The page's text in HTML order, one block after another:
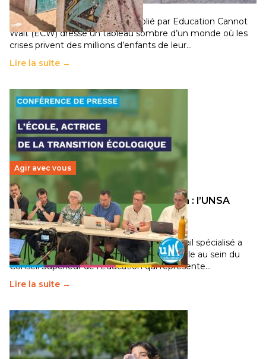
11 juillet 2026- National
Un nouveau rapport mondial publié par Education Cannot
Wait (ECW) dresse un tableau sombre d’un monde où les
crises privent des millions d’enfants de leur…
Lire la suite →
Agir avec vous
Transition écologique de l’éducation : l’UNSA
Éducation fait bouger les lignes
30 juin 2026-National
Pendant plusieurs mois, un groupe de travail spécialisé a
travaillé sur la transition écologique de l’Ecole au sein du
Conseil Supérieur de l’Éducation qui représente…
Lire la suite →